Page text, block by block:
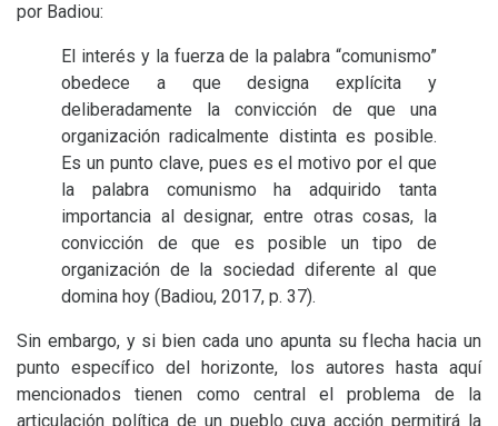
por Badiou:
El interés y la fuerza de la palabra “comunismo”
obedece a que designa explícita y
deliberadamente la convicción de que una
organización radicalmente distinta es posible.
Es un punto clave, pues es el motivo por el que
la palabra comunismo ha adquirido tanta
importancia al designar, entre otras cosas, la
convicción de que es posible un tipo de
organización de la sociedad diferente al que
domina hoy (Badiou, 2017, p. 37).
Sin embargo, y si bien cada uno apunta su flecha hacia un
punto específico del horizonte, los autores hasta aquí
mencionados tienen como central el problema de la
articulación política de un pueblo cuya acción permitirá la